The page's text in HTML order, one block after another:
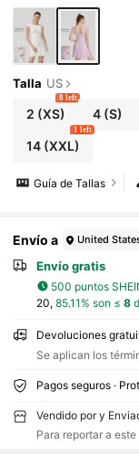
Talla US
2 (XS)
8 left
4(S)
14(XXL)
1 left
Guía de Tallas
Envío a United
Envío gratis
500 puntos
20, 85.11% son ≤ 8
Devoluciones
Se aplican los
Pagos seguros ·
Vendido por y
Para reportar a